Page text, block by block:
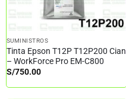
SUMINISTROS
Tinta Epson T12P T12P200 Cian
– WorkForce Pro EM-C800
S/750.00